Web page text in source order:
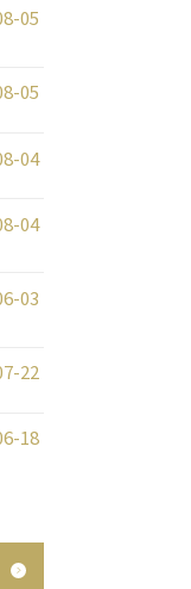
05
05
04
04
03
22
18